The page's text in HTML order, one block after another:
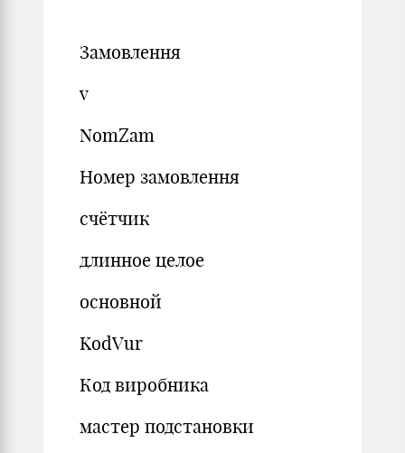
Замовлення
v
NomZam
Номер замовлення
счётчик
длинное целое
основной
KodVur
Код виробника
мастер подстановки